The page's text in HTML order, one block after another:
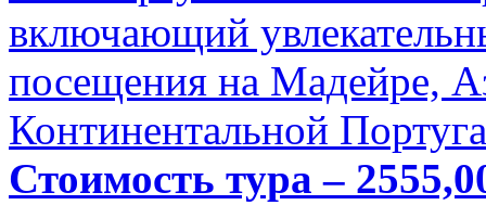
включающий
посещения на Мадейре,
Континентальной
Стоимость тура –